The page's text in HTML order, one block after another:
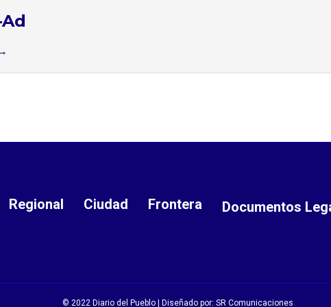
Regional Ciudad Frontera Documentos
© 2022 Diario del Pueblo | Diseñado por: SR Comunicaciones